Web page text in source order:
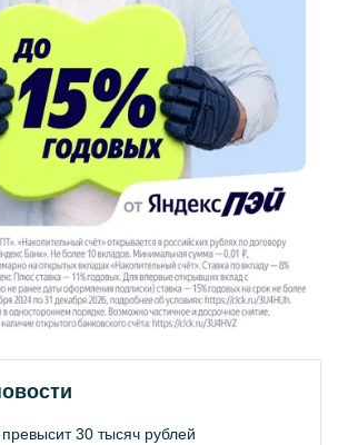
30 тысяч рублей